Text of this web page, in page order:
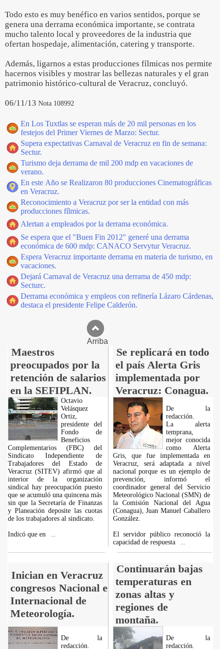
Todo esto es muy benéfico en varios sentidos, porque se
genera una derrama económica importante, se contrata
mucho talento local y proveedores de la industria que
ofertan hospedaje, alimentación, catering y transporte.
Además, ligarnos a estas producciones fílmicas nos permite
hacernos visibles y mostrar las bellezas naturales y el gran
patrimonio histórico-cultural de Veracruz, concluyó.
06/11/13 Nota 108992
En Los Tuxtlas se esperan más de 20 mil personas en los
festejos del Primer Viernes de Marzo: Sectur.
Supera expectativas Carnaval de Veracruz en fin de semana:
Sectur.
Turismo deja derrama de mil 200 mdp en vacaciones de
verano.
En este Año se Realizaron 80 producciones Cinematográficas
en Veracruz.
Reconocimiento a Veracruz por ser la entidad con más
producciones fílmicas.
Alertan a empleados por la derrama económica.
Se espera que el "Buen Fin 2012" generé una derrama
económica de 600 mdp: CANACO Servytur Veracruz.
Espera Veracruz importante derrama en materia de turismo, en
vacaciones.
Dejará Carnaval de Veracruz una derrama de 450 mdp:
Secturc.
Derrama económica y empleos con refinería Lázaro Cárdenas,
destaca el presidente Felipe Calderón.
Arriba
Maestros
preocupados por la
retención de salarios
en la SEFIPLAN.
Se replicará en todo
el país Alerta Gris
implementada por
Veracruz: Conagua.
Octavio
Velásquez
Ortiz,
presidente del
Fondo de
Beneficios
Complementarios (FBC) del
Sindicato Independiente de
Trabajadores del Estado de
Veracruz (SITEV) afirmó que al
interior de la organización
sindical hay preocupación puesto
que se acumuló una quincena más
sin que la Secretaría de Finanzas
y Planeación deposite las cuotas
de los trabajadores al sindicato.
Indicó que en
De la
redacción.
La alerta
temprana,
mejor conocida
como Alerta
Gris, que fue implementada en
Veracruz, será adaptada a nivel
nacional porque es un ejemplo de
prevención, informó el
coordinador general del Servicio
Meteorológico Nacional (SMN) de
la Comisión Nacional del Agua
(Conagua), Juan Manuel Caballero
González.
El servidor público reconoció la
capacidad de respuesta
Inician en Veracruz
congresos Nacional e
Internacional de
Meteorología.
Continuarán bajas
temperaturas en
zonas altas y
regiones de
montaña.
De la
redacción.
De la
redacción.